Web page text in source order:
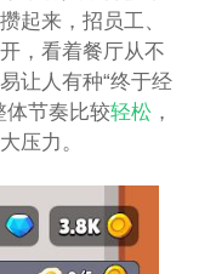
起来，招员工、
，看着餐厅从不
让人有种“终于经
体节奏比较轻松，
压力。